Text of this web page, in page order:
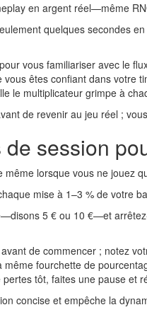
en argent réel—même
quelques secondes
vous familiariser avec le
êtes confiant dans votre
le multiplicateur grimpe à
de revenir au jeu réel ;
session
même lorsque vous ne jouez
mise à 1–3 % de votre
5 € ou 10 €—et
de commencer ; notez
fourchette de
tôt, faites une pause et
concise et empêche la